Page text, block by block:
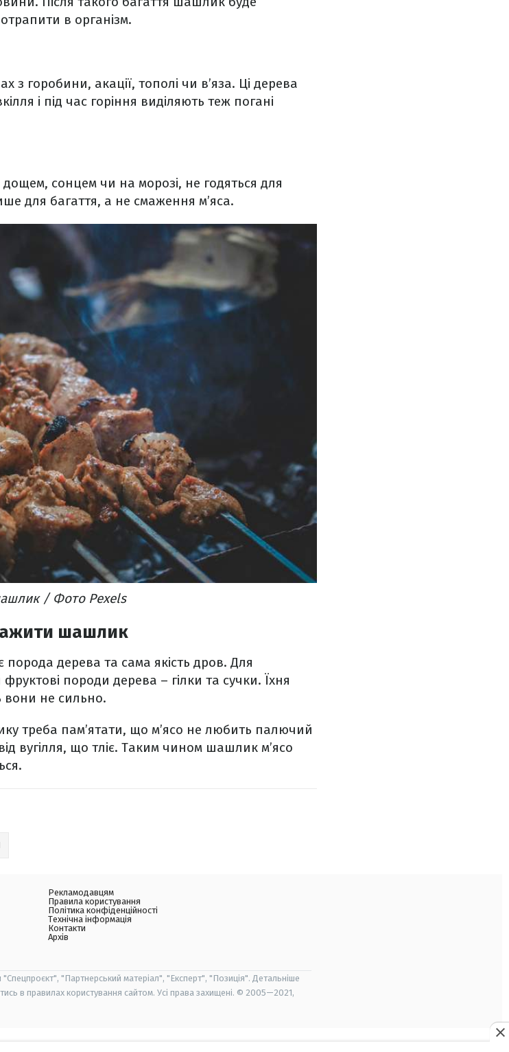
в організм.
горобини, акації, тополі чи в’яза. Ці дерева
і під час горіння виділяють теж погані
сонцем чи на морозі, не годяться для
для багаття, а не смаження м’яса.
/ Фото Pexels
шашлик
дерева та сама якість дров. Для
породи дерева – гілки та сучки. Їхня
вони не сильно.
треба пам’ятати, що м’ясо не любить палючий
вугілля, що тліє. Таким чином шашлик м’ясо
Рекламодавцям
Правила користування
Політика конфіденційності
Технічна інформація
Контакти
Архів
"Спецпроєкт", "Партнерський матеріал", "Експерт", "Позиція". Детальніше
в правилах користування сайтом. Усі права захищені. © 2005—2021,